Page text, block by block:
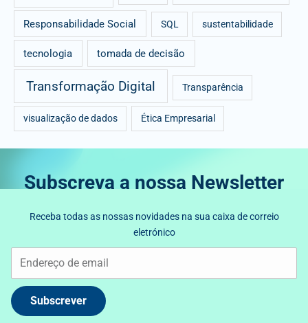
Responsabilidade Social SQL sustentabilidade
tecnologia tomada de decisão
Transformação Digital Transparência
visualização de dados Ética Empresarial
Subscreva a nossa Newsletter
Receba todas as nossas novidades na sua caixa de correio
eletrónico
Subscrever